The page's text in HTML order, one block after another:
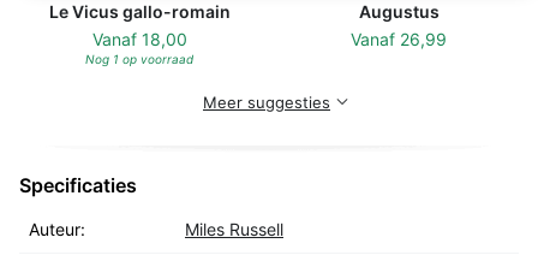
Le Vicus gallo-romain
Vanaf 18,00
Nog 1 op voorraad
Augustus
Vanaf 26,99
Meer suggesties
Specificaties
Auteur: Miles Russell